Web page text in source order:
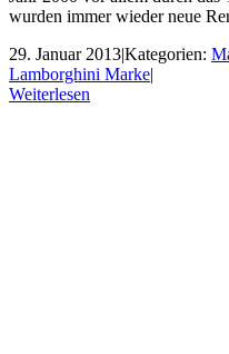
wurden immer wieder neue
29. Januar 2013|Kategorien:
Lamborghini Marke|
Weiterlesen